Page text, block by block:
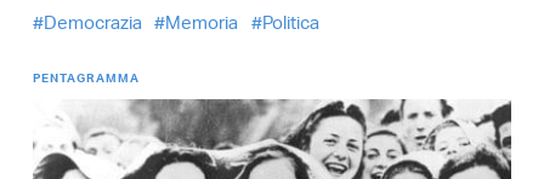
Democrazia
Memoria Politica
PENTAGRAMMA